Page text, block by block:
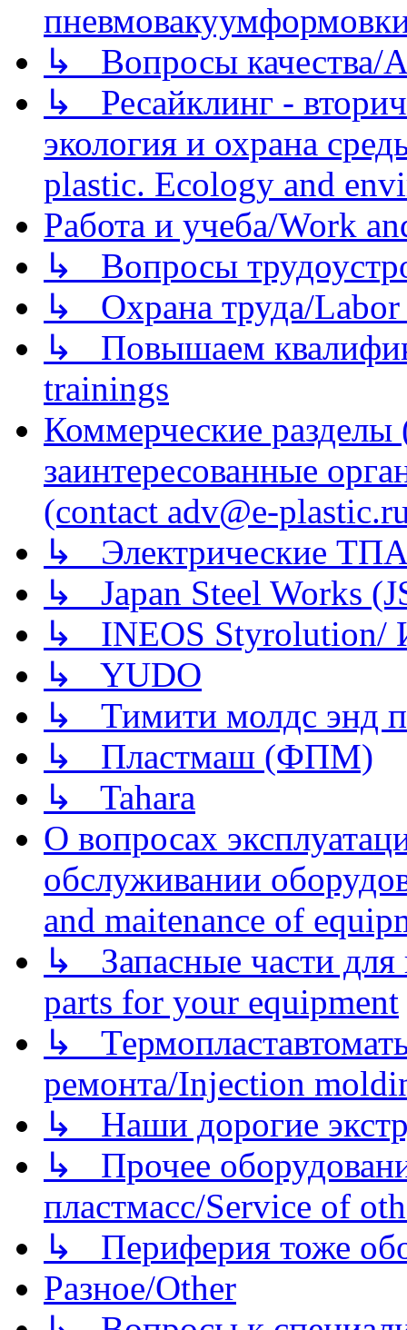
↳ Вопросы качества/
↳ Ресайклинг -
экология и охрана
plastic. Ecology and
Работа и учеба/Work
↳ Вопросы
↳ Охрана труда/Labor
↳ Повышаем
trainings
Коммерческие
заинтересованные
(contact adv@e-
↳ Электрические
↳ Japan Steel Works
↳ INEOS
↳ YUDO
↳ Тимити молдс энд
↳ Пластмаш (ФПМ)
↳ Tahara
О вопросах
обслуживании
and maitenance of
↳ Запасные части для
parts for your equipment
↳
ремонта/Injection
↳ Наши дорогие
↳ Прочее
пластмасс/Service of
↳ Периферия тоже
Разное/Other